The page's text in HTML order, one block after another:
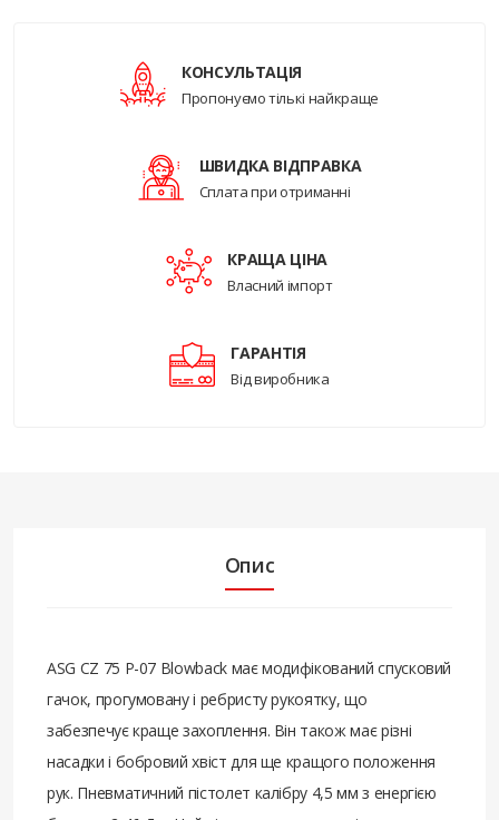
КОНСУЛЬТАЦІЯ
Пропонуємо тількі найкраще
ШВИДКА ВІДПРАВКА
Сплата при отриманні
КРАЩА ЦІНА
Власний імпорт
ГАРАНТІЯ
Від виробника
Опис
ASG CZ 75 P-07 Blowback має модифікований спусковий
гачок, прогумовану і ребристу рукоятку, що
забезпечує краще захоплення. Він також має різні
насадки і бобровий хвіст для ще кращого положення
рук. Пневматичний пістолет калібру 4,5 мм з енергією